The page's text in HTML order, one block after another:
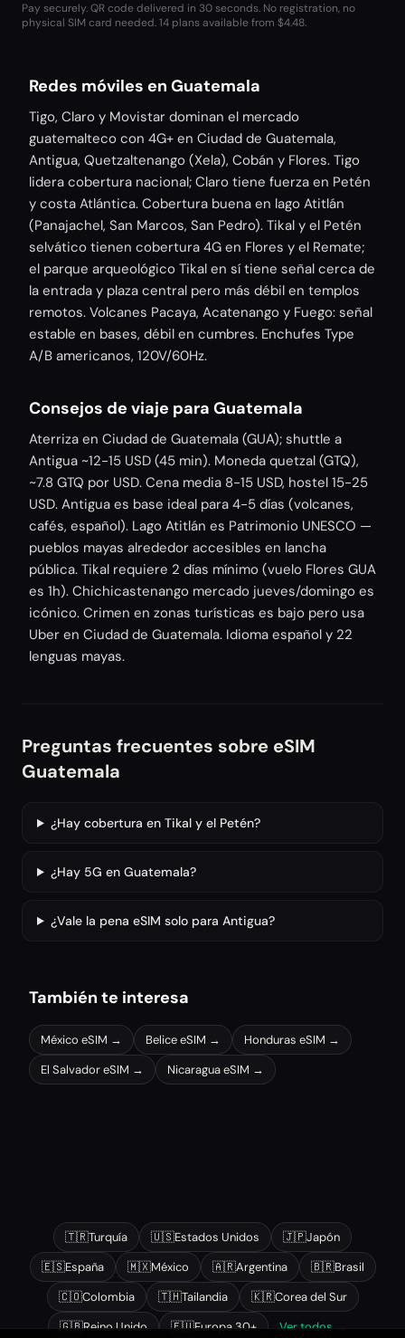
Pay securely. QR code delivered in 30 seconds. No registration, no
physical SIM card needed.14 plans available from $4.48.
Redes móviles en Guatemala
Tigo, Claro y Movistar dominan el mercado
guatemalteco con 4G+ en Ciudad de Guatemala,
Antigua, Quetzaltenango (Xela), Cobán y Flores. Tigo
lidera cobertura nacional; Claro tiene fuerza en Petén
y costa Atlántica. Cobertura buena en lago Atitlán
(Panajachel, San Marcos, San Pedro). Tikal y el Petén
selvático tienen cobertura 4G en Flores y el Remate;
el parque arqueológico Tikal en sí tiene señal cerca de
la entrada y plaza central pero más débil en templos
remotos. Volcanes Pacaya, Acatenango y Fuego: señal
estable en bases, débil en cumbres. Enchufes Type
A/B americanos, 120V/60Hz.
Consejos de viaje para Guatemala
Aterriza en Ciudad de Guatemala (GUA); shuttle a
Antigua ~12-15 USD (45 min). Moneda quetzal (GTQ),
~7.8 GTQ por USD. Cena media 8-15 USD, hostel 15-25
USD. Antigua es base ideal para 4-5 días (volcanes,
cafés, español). Lago Atitlán es Patrimonio UNESCO —
pueblos mayas alrededor accesibles en lancha
pública. Tikal requiere 2 días mínimo (vuelo Flores GUA
es 1h). Chichicastenango mercado jueves/domingo es
icónico. Crimen en zonas turísticas es bajo pero usa
Uber en Ciudad de Guatemala. Idioma español y 22
lenguas mayas.
Preguntas frecuentes sobre eSIM
Guatemala
¿Hay cobertura en Tikal y el Petén?
¿Hay 5G en Guatemala?
¿Vale la pena eSIM solo para Antigua?
También te interesa
México eSIM → BeliceeSIM → Honduras eSIM →
El SalvadoreSIM → NicaraguaeSIM →
Otros destinos populares
🇹🇷Turquía 🇺🇸Estados Unidos 🇯🇵Japón
🇪🇸España 🇲🇽México 🇦🇷Argentina 🇧🇷Brasil
🇨🇴Colombia 🇹🇭Tailandia 🇰🇷Corea del Sur
🇬🇧Reino Unido 🇪🇺Europa 30+ Ver todos →